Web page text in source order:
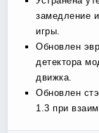
замедление
игры.
Обновлен
детектора
движка.
Обновлен
1.3 при